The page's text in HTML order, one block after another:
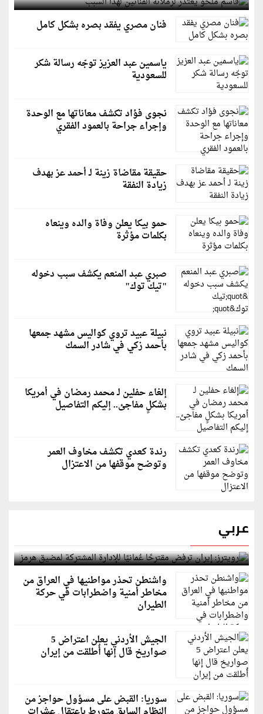
فنان مصري يفقد بصره بشكل كامل
ياسمين عبد العزيز توجّه رسالة شكر
للسعودية
نجوى فؤاد تكشف معاناتها مع الوحدة
وإجراء جراحة بالعمود الفقري
حقيقة مقاضاة زينة لـ أحمد عز بهدف
زيادة النفقة
حمو بيكا يعلن وفاة والده وينعاه
بكلمات مؤثرة
صبري عبد المنعم يكشف سبب دخوله
"تيك توك"
نبيلة عبيد تروي كواليس مشهد جمعها
بأحمد زكي في شادر السمك
إلغاء حفلين لـ محمد رمضان في أمريكا
بشكلٍ مفاجئ.. إليكم التفاصيل
رندة كعدي تكشف مخاوف العمر
وتوضح موقفها من الاعتزال
عربي
رويترز: إيران ترفض مقترحًا عُمانيًا للإدارة المشتركة
لمضيق هرمز
واشنطن تحذر مواطنيها في العراق من
مخاطر أمنية واضطرابات في حركة
الطيران
الجيش الأردني يعلن اعتراض 5
صواريخ قال إنها أُطلقت من إيران
سوريا: القبض على مسؤول حواجز من